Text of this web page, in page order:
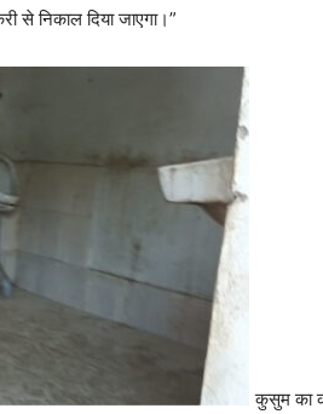
से निकाल दिया जाएगा।”
कुसुम का